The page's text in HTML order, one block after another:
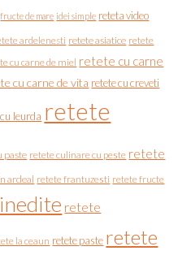
fructe de mare idei simple reteta video
ardelenesti retete asiatice retete
cu carne de miel retete cu carne
cu carne de vita retete cu creveti
leurda retete
paste retete culinare cu peste retete
ardeal retete frantuzesti retete fructe
retete
la ceaun retete paste retete